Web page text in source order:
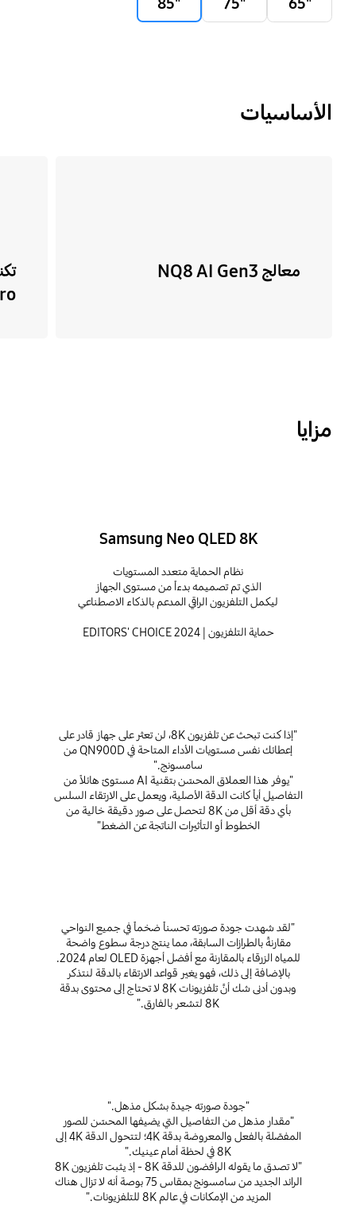
الأساسيات
معالج NQ8 AI Gen3
مزايا
Samsung Neo QLED 8K
نظام الحماية متعدد المستويات
الذي تم تصميمه بدءاً من مستوى الجهاز
ليكمل التلفزيون الراقي المدعم بالذكاء الاصطناعي
حماية التلفزيون | EDITORS' CHOICE 2024
"إذا كنت تبحث عن تلفزيون 8K، لن تعثر على جهاز قادر على
إعطائك نفس مستويات الأداء المتاحة في QN900D من
سامسونج."
"يوفر هذا العملاق المحسّن بتقنية AI مستوىً هائلاً من
التفاصيل أياً كانت الدقة الأصلية، ويعمل على الارتقاء السلس
بأي دقة أقل من 8K لتحصل على صور دقيقة خالية من
الخطوط أو التأثيرات الناتجة عن الضغط"
"لقد شهدت جودة صورته تحسناً ضخماً في جميع النواحي
مقارنةً بالطرازات السابقة، مما ينتج درجة سطوع واضحة
للمياه الزرقاء بالمقارنة مع أفضل أجهزة OLED لعام 2024.
بالإضافة إلى ذلك، فهو يغير قواعد الارتقاء بالدقة لنتذكر
وبدون أدنى شك أنَّ تلفزيونات 8K لا تحتاج إلى محتوى بدقة
8K لتشعر بالفارق."
"جودة صورته جيدة بشكل مذهل."
"مقدار مذهل من التفاصيل التي يضيفها المحسّن للصور
المفصّلة بالفعل والمعروضة بدقة 4K؛ لتتحول الدقة 4K إلى
8K في لحظة أمام عينيك."
"لا تصدق ما يقوله الرافضون للدقة 8K - إذ يثبت تلفزيون 8K
الرائد الجديد من سامسونج بمقاس 75 بوصة أنه لا تزال هناك
المزيد من الإمكانات في عالم 8K للتلفزيونات."